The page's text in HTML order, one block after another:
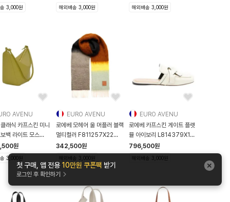
첫 구매, 앱 전용 10만원 쿠폰팩 받기
로그인 후 확인하기
3,000원 해외배송 3,000원 해외배송 3,000원
AVENU
래식 카프스킨 미니
백 라이트 모스
원
3,000원
EURO AVENU
로에베 모헤어 울 머플러 블랙
멀티컬러 F811257X22
1489 F811257X22
342,500원
해외배송 3,000원
EURO AVENU
로에베 카프스킨 게이트 플랫
뮬 아이보리 L814379X16
1930 L814379
796,500원
해외배송 3,000원